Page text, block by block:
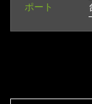
ポート